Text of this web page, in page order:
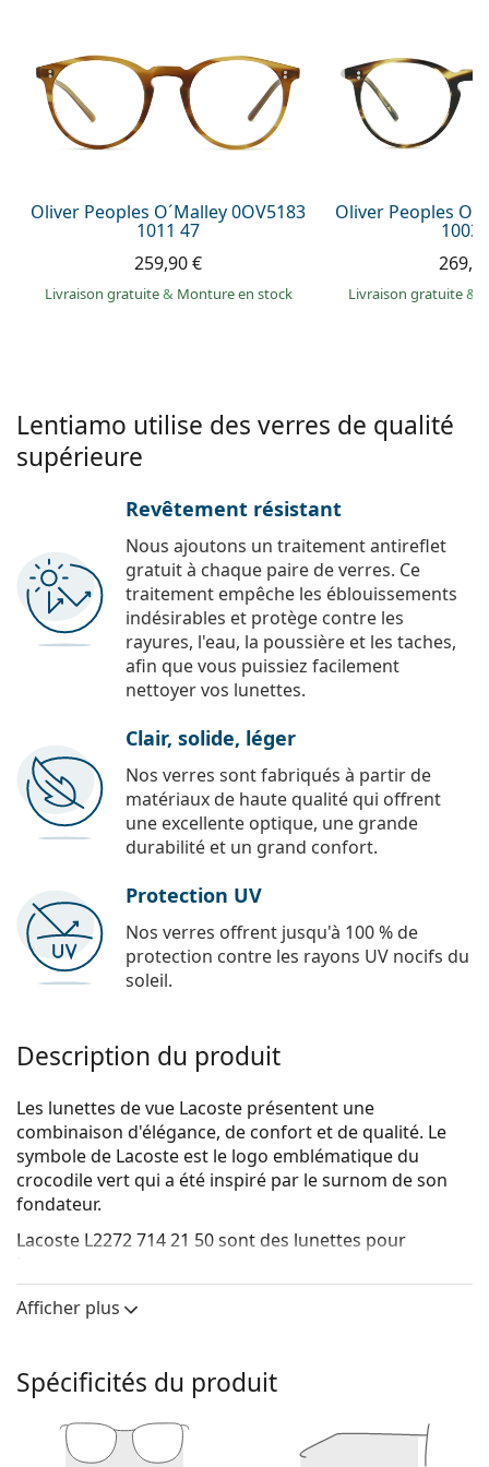
Prada
Toutes les marques
Oliver Peoples O´Malley 0OV5183
1011 47
259,90 €
Livraison gratuite& Monture en stock
Oliver Peoples
1003
Livraison gratuite&
Lentiamo utilise des verres de qualité
supérieure
Revêtement résistant
Nous ajoutons un traitement antireflet
gratuit à chaque paire de verres. Ce
traitement empêche les éblouissements
indésirables et protège contre les
rayures, l'eau, la poussière et les taches,
afin que vous puissiez facilement
nettoyer vos lunettes.
Clair, solide, léger
Nos verres sont fabriqués à partir de
matériaux de haute qualité qui offrent
une excellente optique, une grande
durabilité et un grand confort.
Protection UV
Nos verres offrent jusqu'à 100 % de
protection contre les rayons UV nocifs du
soleil.
Description du produit
Les lunettes de vue Lacoste présentent une
combinaison d'élégance, de confort et de qualité. Le
symbole de Lacoste est le logo emblématique du
crocodile vert qui a été inspiré par le surnom de son
fondateur.
Lacoste L2272 714 21 50sont des lunettes pour
Voyez de quoi vous avez l'air avec ces lunettes grâce à
la fonction d'essai virtuel de Lentiamo.
La couleur brune de la monture s'accorde
parfaitement avec un teint chaud et des cheveux
châtain clair, noirs ou blonds foncés.
Afficher plus
Spécificités du produit